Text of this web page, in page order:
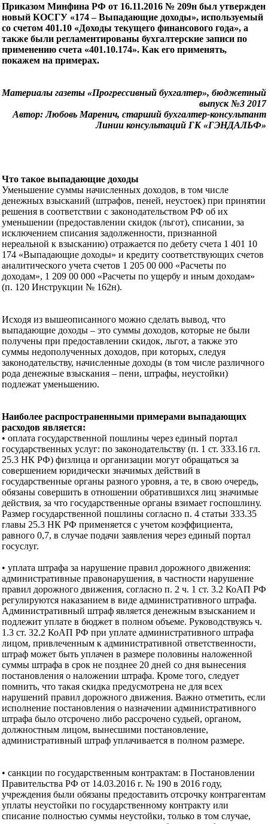
Приказом Минфина РФ от 16.11.2016 № 209н был утвержден
новый КОСГУ «174 – Выпадающие доходы», используемый
со счетом 401.10 «Доходы текущего финансового года», а
также были регламентированы бухгалтерские записи по
применению счета «401.10.174». Как его применять,
покажем на примерах.
Материалы газеты «Прогрессивный бухгалтер», бюджетный
выпуск №3 2017
Автор: Любовь Маренич, старший бухгалтер-консультант
Линии консультаций ГК «ГЭНДАЛЬФ»
Что такое выпадающие доходы
Уменьшение суммы начисленных доходов, в том числе
денежных взысканий (штрафов, пеней, неустоек) при принятии
решения в соответствии с законодательством РФ об их
уменьшении (предоставлении скидок (льгот), списании, за
исключением списания задолженности, признанной
нереальной к взысканию) отражается по дебету счета 1 401 10
174 «Выпадающие доходы» и кредиту соответствующих счетов
аналитического учета счетов 1 205 00 000 «Расчеты по
доходам», 1 209 00 000 «Расчеты по ущербу и иным доходам»
(п. 120 Инструкции № 162н).
Исходя из вышеописанного можно сделать вывод, что
выпадающие доходы – это суммы доходов, которые не были
получены при предоставлении скидок, льгот, а также это
суммы недополученных доходов, при которых, следуя
законодательству, начисленные доходы (в том числе различного
рода денежные взыскания – пени, штрафы, неустойки)
подлежат уменьшению.
Наиболее распространенными примерами выпадающих
расходов является:
• оплата государственной пошлины через единый портал
государственных услуг: по законодательству (п. 1 ст. 333.16 гл.
25.3 НК РФ) физлица и организации могут обращаться за
совершением юридически значимых действий в
государственные органы разного уровня, а те, в свою очередь,
обязаны совершить в отношении обратившихся лиц значимые
действия, за что государственные органы взимает госпошлину.
Размер государственной пошлины согласно п. 4 статьи 333.35
главы 25.3 НК РФ применяется с учетом коэффициента,
равного 0,7, в случае подачи заявления через единый портал
госуслуг.
• уплата штрафа за нарушение правил дорожного движения:
административные правонарушения, в частности нарушение
правил дорожного движения, согласно п. 2 ч. 1 ст. 3.2 КоАП РФ
регулируются наказанием в виде административного штрафа.
Административный штраф является денежным взысканием и
подлежит уплате в бюджет в полном объеме. Руководствуясь ч.
1.3 ст. 32.2 КоАП РФ при уплате административного штрафа
лицом, привлеченным к административной ответственности,
штраф может быть уплачен в размере половины наложенной
суммы штрафа в срок не позднее 20 дней со дня вынесения
постановления о наложении штрафа. Кроме того, следует
помнить, что такая скидка предусмотрена не для всех
нарушений правил дорожного движения. Важно отметить, если
исполнение постановления о назначении административного
штрафа было отсрочено либо рассрочено судьей, органом,
должностным лицом, вынесшими постановление,
административный штраф уплачивается в полном размере.
• санкции по государственным контрактам: в Постановлении
Правительства РФ от 14.03.2016 г. № 190 в 2016 году,
учреждения были обязаны предоставить отсрочку контрагентам
уплаты неустойки по государственному контракту или
списание полностью суммы неустойки, только в том случае,